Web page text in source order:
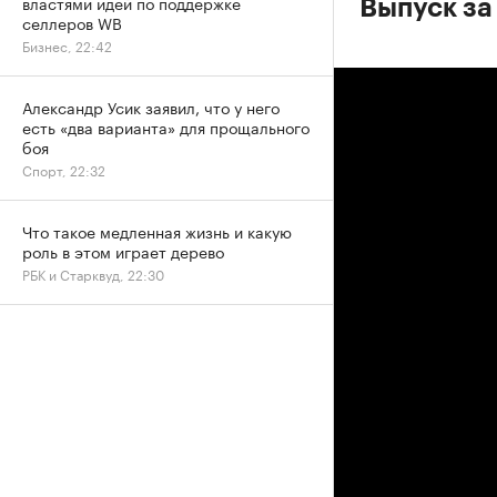
Выпуск
селлеров WB
Бизнес, 22:42
Александр Усик заявил, что у него
есть «два варианта» для прощального
боя
Спорт, 22:32
Что такое медленная жизнь и какую
роль в этом играет дерево
РБК и Старквуд, 22:30